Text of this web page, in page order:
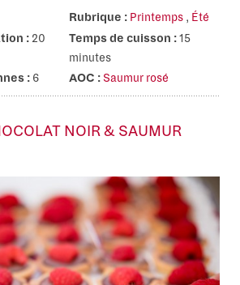
Rubrique : Printemps , Été
: 20
Temps de cuisson : 15
minutes
: 6 AOC : Saumur rosé
NOIR & SAUMUR